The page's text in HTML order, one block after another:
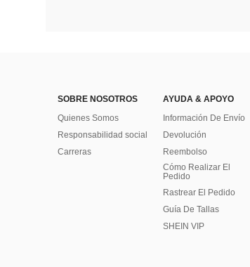
SOBRE NOSOTROS
Quienes Somos
Responsabilidad social
Carreras
AYUDA & APOYO
Información De Envío
Devolución
Reembolso
Cómo Realizar El
Pedido
Rastrear El Pedido
Guía De Tallas
SHEIN VIP